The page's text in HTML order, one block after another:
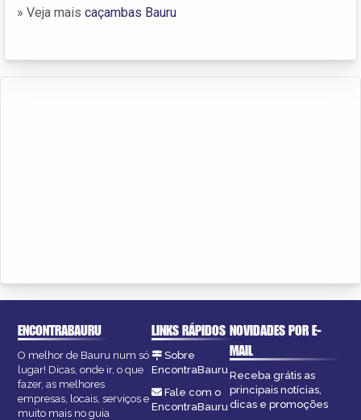
» Veja mais caçambas Bauru
ENCONTRABAURU
O melhor de Bauru num só
lugar! Dicas, onde ir, o que
fazer, as melhores
empresas, locais, serviços e
muito mais no guia
LINKS RÁPIDOS
Sobre
EncontraBauru
Fale com o
EncontraBauru
NOVIDADES POR E-
MAIL
Receba grátis as
principais notícias,
dicas e promoções